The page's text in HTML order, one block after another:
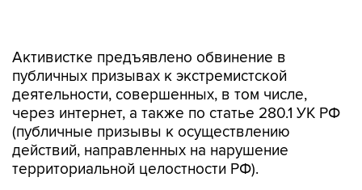
деятельности, совершенных, в том числе,
через интернет, а также по статье 280.1 УК РФ
(публичные призывы к осуществлению
действий, направленных на нарушение
территориальной целостности РФ).
Сама подсудимая свою вину не признала,